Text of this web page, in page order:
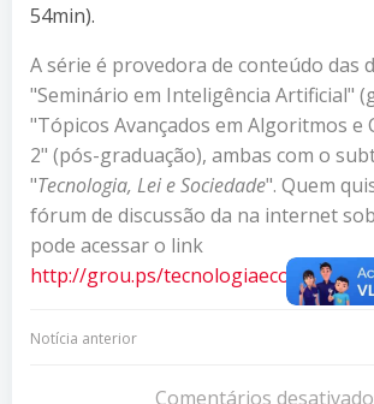
54min).
A série é provedora de conteúdo das
"Seminário em Inteligência Artificial"
"Tópicos Avançados em Algoritmos e
2" (pós-graduação), ambas com o
"Tecnologia, Lei e Sociedade". Quem
fórum de discussão da na internet
pode acessar o link
http://grou.ps/tecnologiaeconvivencia
Navegação
Notícia anterior
Comentários